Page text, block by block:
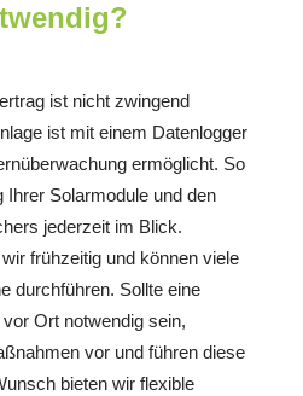
ist nicht zwingend
ist mit einem Datenlogger
ermöglicht. So
Ihrer Solarmodule und den
jederzeit im Blick.
frühzeitig und können viele
durchführen. Sollte eine
Ort notwendig sein,
vor und führen diese
bieten wir flexible